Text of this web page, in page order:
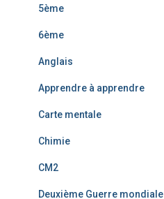
5ème
6ème
Anglais
Apprendre à apprendre
Carte mentale
Chimie
CM2
Deuxième Guerre mondiale